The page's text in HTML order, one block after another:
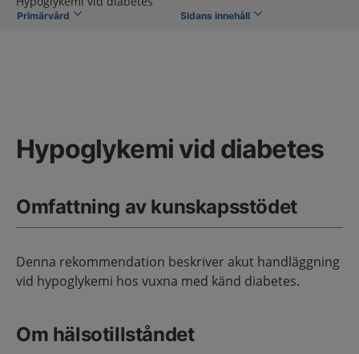
Primärvård Sidans innehåll
Hypoglykemi vid diabetes
Omfattning av kunskapsstödet
Denna rekommendation beskriver akut handläggning
vid hypoglykemi hos vuxna med känd diabetes.
Om hälsotillståndet